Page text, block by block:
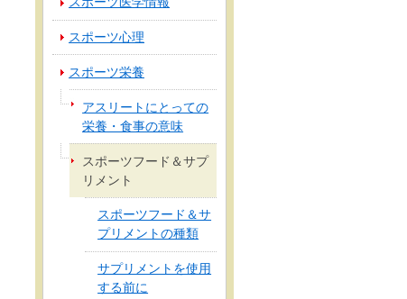
スポーツ心理
スポーツ栄養
アスリートにとっての
栄養・食事の意味
スポーツフード＆サプ
リメント
スポーツフード＆サ
プリメントの種類
サプリメントを使用
する前に